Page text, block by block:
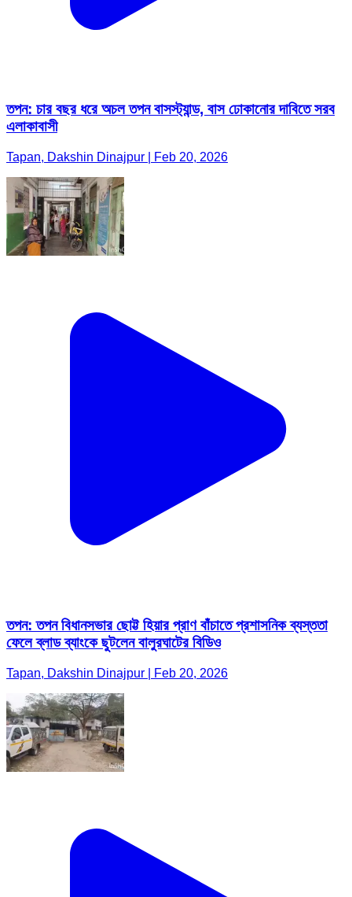
তপন: চার বছর ধরে অচল তপন বাসস্ট্যান্ড, বাস ঢোকানোর দাবিতে সরব
এলাকাবাসী
Tapan, Dakshin Dinajpur | Feb 20, 2026
তপন: তপন বিধানসভার ছোট্ট হিয়ার প্রাণ বাঁচাতে প্রশাসনিক ব্যস্ততা
ফেলে ব্লাড ব্যাংকে ছুটলেন বালুরঘাটের বিডিও
Tapan, Dakshin Dinajpur | Feb 20, 2026